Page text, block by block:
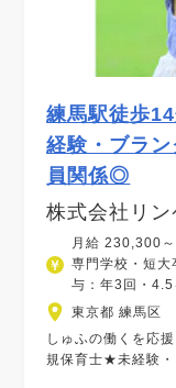
練馬駅徒歩
経験・ブラ
員関係◎
株式会社リン
月給 230,300
専門学校・短
与：年3回・4.5
東京都 練馬区
しゅふの働くを応
規保育士★未経験